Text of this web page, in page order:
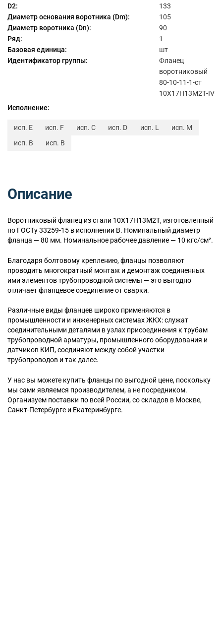
D2:
133
Диаметр основания воротника (Dm):
105
Диаметр воротника (Dn):
90
Ряд:
1
Базовая единица:
шт
Идентификатор группы:
Фланец
воротниковый
80-10-11-1-ст
10Х17Н13М2Т-IV
Исполнение:
исп. E исп. F исп. C исп. D исп. L
исп. M
исп. B
исп. B
Описание
Воротниковый фланец из стали 10Х17Н13М2Т, изготовленный
по ГОСТу 33259-15 в исполнении B. Номинальный диаметр
фланца — 80 мм. Номинальное рабочее давление — 10 кгс/см².
Благодаря болтовому креплению, фланцы позволяют
проводить многократный монтаж и демонтаж соединенных
ими элементов трубопроводной системы — это выгодно
отличает фланцевое соединение от сварки.
Различные виды фланцев широко применяются в
промышленности и инженерных системах ЖКХ: служат
соединительными деталями в узлах присоединения к трубам
трубопроводной арматуры, промышленного оборудования и
датчиков КИП, соединяют между собой участки
трубопроводов и так далее.
У нас вы можете купить фланцы по выгодной цене, поскольку
мы сами являемся производителем, а не посредником.
Организуем поставки по всей России, со складов в Москве,
Санкт-Петербурге и Екатеринбурге.